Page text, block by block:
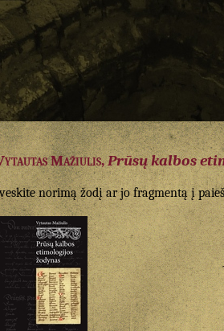
Mažiulis,Prūsų kalbos
norimą žodį ar jo fragmentą į